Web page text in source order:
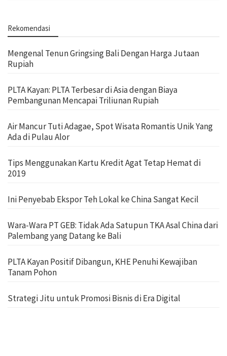
Rekomendasi
Mengenal Tenun Gringsing Bali Dengan Harga Jutaan
Rupiah
PLTA Kayan: PLTA Terbesar di Asia dengan Biaya
Pembangunan Mencapai Triliunan Rupiah
Air Mancur Tuti Adagae, Spot Wisata Romantis Unik Yang
Ada di Pulau Alor
Tips Menggunakan Kartu Kredit Agat Tetap Hemat di
2019
Ini Penyebab Ekspor Teh Lokal ke China Sangat Kecil
Wara-Wara PT GEB: Tidak Ada Satupun TKA Asal China dari
Palembang yang Datang ke Bali
PLTA Kayan Positif Dibangun, KHE Penuhi Kewajiban
Tanam Pohon
Strategi Jitu untuk Promosi Bisnis di Era Digital